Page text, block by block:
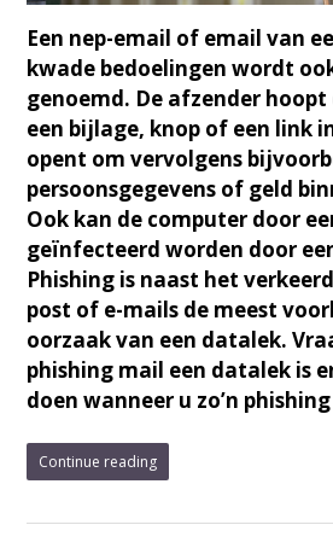
Een nep-email of email van
kwade bedoelingen wordt
genoemd. De afzender
een bijlage, knop of een link
opent om vervolgens
persoonsgegevens of geld
Ook kan de computer door
geïnfecteerd worden door
Phishing is naast het
post of e-mails de meest
oorzaak van een datalek.
phishing mail een datalek is
doen wanneer u zo’n
Continue reading